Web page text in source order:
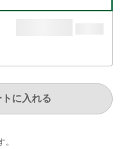
トに入れる